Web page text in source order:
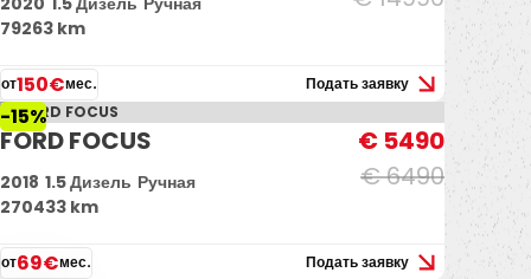
79263 km
от150€мес. Подать заявку
-15%
FORD FOCUS
€ 6490
€ 5490
2018 1.5 Дизель Ручная
270433 km
от69€мес. Подать заявку